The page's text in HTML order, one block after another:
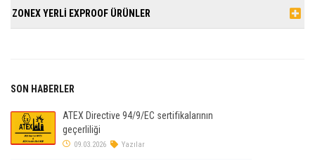
ZONEX YERLİ EXPROOF ÜRÜNLER
SON HABERLER
ATEX Directive 94/9/EC sertifikalarının
geçerliliği
09.03.2026 Yazılar